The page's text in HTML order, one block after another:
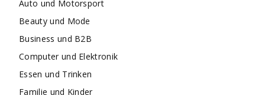
Auto und Motorsport
Beauty und Mode
Business und B2B
Computer und Elektronik
Essen und Trinken
Familie und Kinder